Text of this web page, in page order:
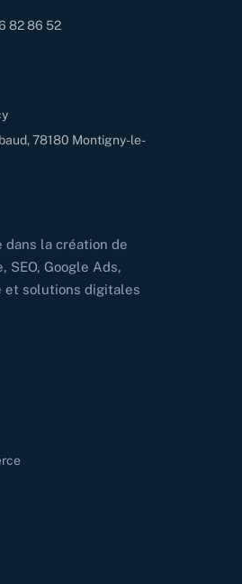
dans la création de
SEO, Google Ads,
solutions digitales
82 86 52
78180 Montigny-le-